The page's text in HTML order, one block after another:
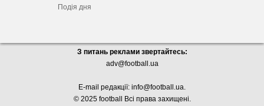
Подія дня
З питань реклами звертайтесь:
adv@football.ua
E-mail редакції: info@football.ua.
© 2025 football Всі права захищені.